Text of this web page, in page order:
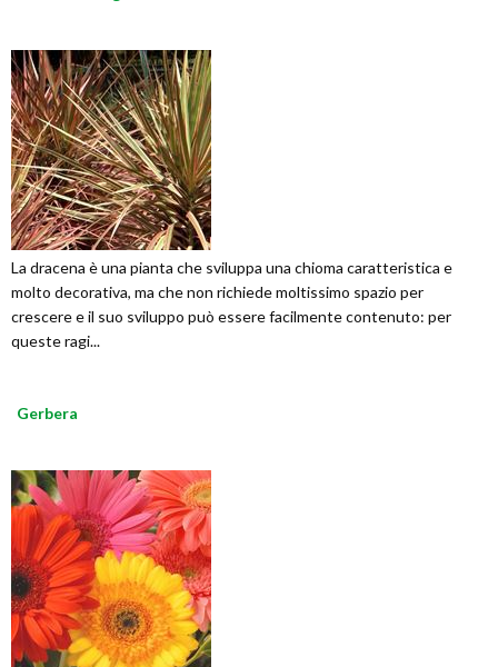
La dracena è una pianta che sviluppa una chioma caratteristica e
molto decorativa, ma che non richiede moltissimo spazio per
crescere e il suo sviluppo può essere facilmente contenuto: per
queste ragi...
Gerbera